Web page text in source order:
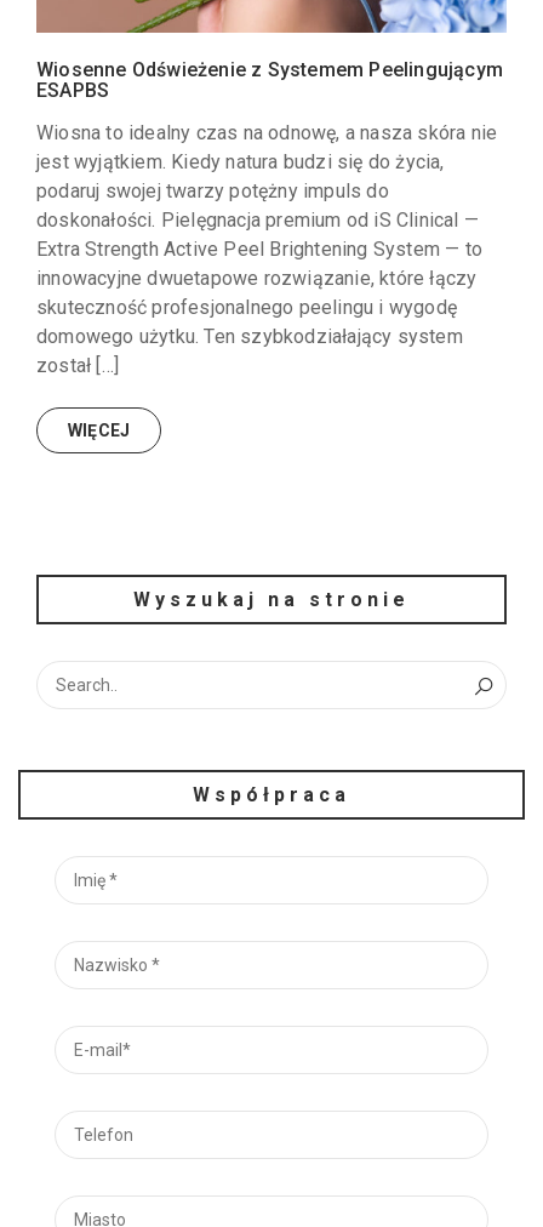
Wiosenne Odświeżenie z Systemem Peelingującym
ESAPBS
Wiosna to idealny czas na odnowę, a nasza skóra nie
jest wyjątkiem. Kiedy natura budzi się do życia,
podaruj swojej twarzy potężny impuls do
doskonałości. Pielęgnacja premium od iS Clinical —
Extra Strength Active Peel Brightening System — to
innowacyjne dwuetapowe rozwiązanie, które łączy
skuteczność profesjonalnego peelingu i wygodę
domowego użytku. Ten szybkodziałający system
został […]
WIĘCEJ
Wyszukaj na stronie
Współpraca